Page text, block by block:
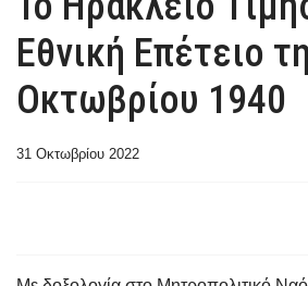
Εθνική Επέτειο
Οκτωβρίου 1940
31 Οκτωβρίου 2022